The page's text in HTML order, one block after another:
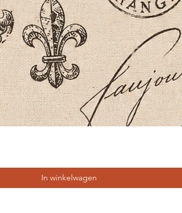
In winkelwagen